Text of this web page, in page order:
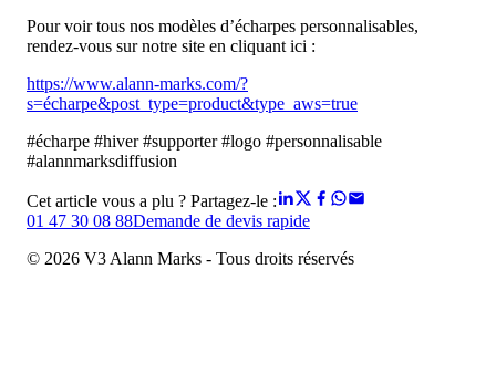
Pour voir tous nos modèles d’écharpes personnalisables,
rendez-vous sur notre site en cliquant ici :
https://www.alann-marks.com/?
s=écharpe&post_type=product&type_aws=true
#écharpe #hiver #supporter #logo #personnalisable
#alannmarksdiffusion
Cet article vous a plu ? Partagez-le :
01 47 30 08 88Demande de devis rapide
© 2026 V3 Alann Marks - Tous droits réservés